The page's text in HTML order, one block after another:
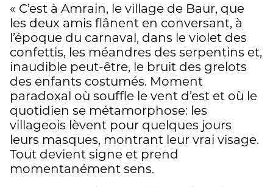
« C’est à Amrain, le village de Baur, que
les deux amis flânent en conversant, à
l’époque du carnaval, dans le violet des
confettis, les méandres des serpentins et,
inaudible peut-être, le bruit des grelots
des enfants costumés. Moment
paradoxal où souffle le vent d’est et où le
quotidien se métamorphose: les
villageois lèvent pour quelques jours
leurs masques, montrant leur vrai visage.
Tout devient signe et prend
momentanément sens.